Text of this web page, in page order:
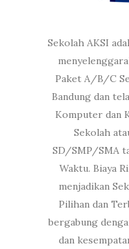
Sekolah AKSI
Paket A/B/C
Bandung dan
Komputer dan
Sekolah
SD/SMP/SMA
Waktu. Biaya
menjadikan
Pilihan dan
bergabung
dan